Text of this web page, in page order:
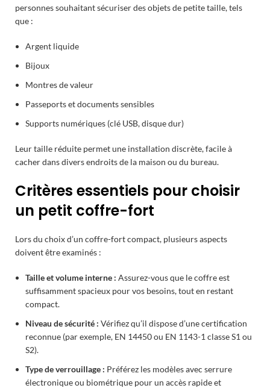
personnes souhaitant sécuriser des objets de petite taille, tels
que :
Argent liquide
Bijoux
Montres de valeur
Passeports et documents sensibles
Supports numériques (clé USB, disque dur)
Leur taille réduite permet une installation discrète, facile à
cacher dans divers endroits de la maison ou du bureau.
Critères essentiels pour choisir
un petit coffre-fort
Lors du choix d’un coffre-fort compact, plusieurs aspects
doivent être examinés :
Taille et volume interne : Assurez-vous que le coffre est
suffisamment spacieux pour vos besoins, tout en restant
compact.
Niveau de sécurité : Vérifiez qu’il dispose d’une certification
reconnue (par exemple, EN 14450 ou EN 1143-1 classe S1 ou
S2).
Type de verrouillage : Préférez les modèles avec serrure
électronique ou biométrique pour un accès rapide et